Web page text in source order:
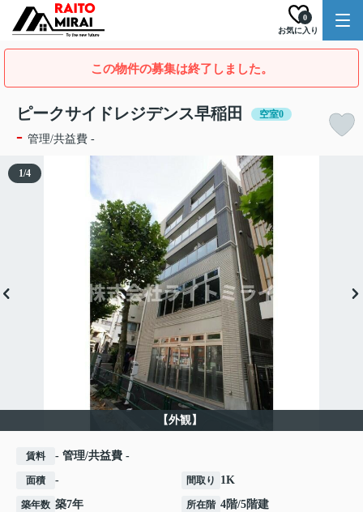
お気に入り
0
この物件の募集は終了しました。
ピークサイドレジデンス早稲田 空室0
- 管理/共益費 -
【外観】
1/4
賃料 - 管理/共益費 -
面積 - 間取り 1K
築年数 築7年 所在階 4階/5階建